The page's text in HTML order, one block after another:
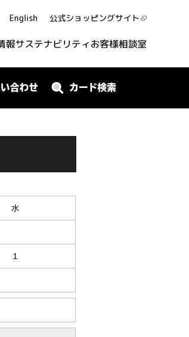
English 公式ショッピングサイト
報サステナビリティお客様相談室
合わせ カード検索
水
1